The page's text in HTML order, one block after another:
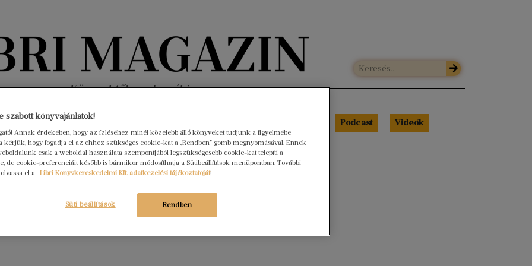
Könyvektől az olvasókig
Interjúk Podcast Videók
napja: az elmúlt évek Libri
díjra jelölt verseskötetei
költészet napja alkalmából azokon a versesköteteken
végig, amelyek az elmúlt hat évben a Libri irodalmi díjak
szabott könyvajánlatok!
Annak érdekében, hogy az ízléséhez minél közelebb álló könyveket tudjunk a figyelmébe
kérjük, hogy fogadja el az ehhez szükséges cookie-kat a „Rendben” gomb megnyomásával. Ennek
csak a weboldal használata szempontjából legszükségesebb cookie-kat telepíti a
de cookie-preferenciáit később is bármikor módosíthatja a Sütibeállítások menüpontban. További
el a
Libri Könyvkereskedelmi Kft. adatkezelési tájékoztatóját!
Rendben
Süti beállítások